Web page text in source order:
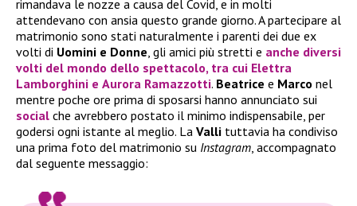
rimandava le nozze a causa del Covid, e in molti
attendevano con ansia questo grande giorno. A partecipare al
matrimonio sono stati naturalmente i parenti dei due ex
volti di Uomini e Donne, gli amici più stretti e anche diversi
volti del mondo dello spettacolo, tra cui Elettra
Lamborghini e Aurora Ramazzotti. Beatrice e Marco nel
mentre poche ore prima di sposarsi hanno annunciato sui
social che avrebbero postato il minimo indispensabile, per
godersi ogni istante al meglio. La Valli tuttavia ha condiviso
una prima foto del matrimonio su Instagram, accompagnato
dal seguente messaggio: